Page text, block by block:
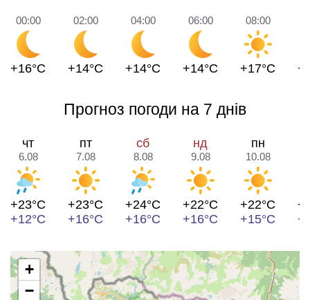
00:00
+16°C
02:00
+14°C
04:00
+14°C
06:00
+14°C
08:00
+17°C
Прогноз погоди на 7 днів
чт
6.08
+23°C
+12°C
пт
7.08
+23°C
+16°C
сб
8.08
+24°C
+16°C
нд
9.08
+22°C
+16°C
пн
10.08
+22°C
+15°C
+
−